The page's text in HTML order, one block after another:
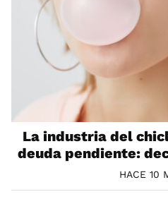
La industria del
deuda pendiente:
HACE 10